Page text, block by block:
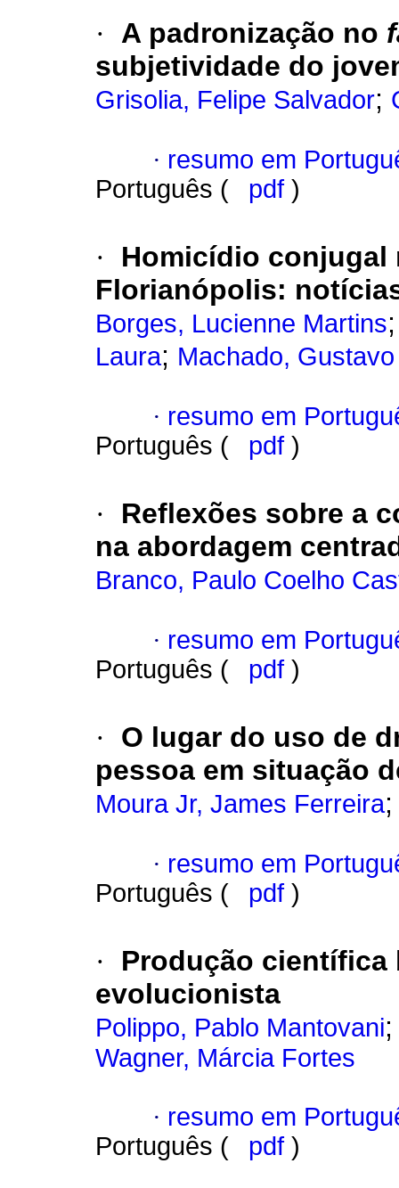
· A padronização no
subjetividade do
Grisolia, Felipe Salvador;
· resumo em
Português (
pdf )
·
Homicídio conjugal
Florianópolis:
Borges, Lucienne Martins
Laura; Machado,
· resumo em
Português (
pdf )
·
Reflexões sobre a
na abordagem
Branco, Paulo Coelho
· resumo em
Português (
pdf )
·
O lugar do uso de
pessoa em situação
Moura Jr, James Ferreira
· resumo em
Português (
pdf )
·
Produção
evolucionista
Polippo, Pablo Mantovani
Wagner, Márcia Fortes
· resumo em
Português (
pdf )